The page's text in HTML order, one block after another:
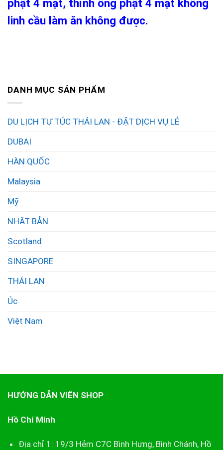
phật 4 mặt, thỉnh ông phật 4 mặt không
linh cầu làm ăn không được.
DANH MỤC SẢN PHẨM
DU LỊCH TỰ TÚC THÁI LAN - ĐẶT DỊCH VỤ LẺ
DUBAI
HÀN QUỐC
Malaysia
Mỹ
NHẬT BẢN
Scotland
SINGAPORE
THÁI LAN
Úc
Việt Nam
HƯỚNG DẪN VIÊN SHOP
Hồ Chí Minh
Địa chỉ 1: 19/3 Hẻm C7C Bình Hưng, Bình Chánh, Hồ